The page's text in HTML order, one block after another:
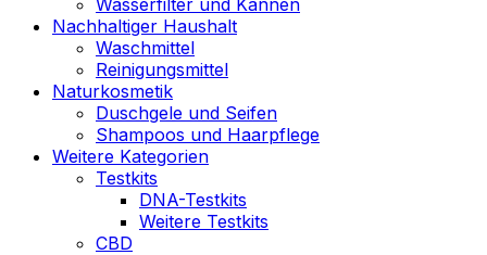
Nachhaltiger Haushalt
Waschmittel
Reinigungsmittel
Naturkosmetik
Duschgele und Seifen
Shampoos und Haarpflege
Weitere Kategorien
Testkits
DNA-Testkits
Weitere Testkits
CBD